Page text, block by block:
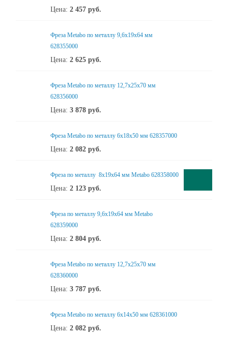
Цена: 2 457 руб.
Фреза Metabo по металлу 9,6x19x64 мм
628355000
Цена: 2 625 руб.
Фреза Metabo по металлу 12,7x25x70 мм
628356000
Цена: 3 878 руб.
Фреза Metabo по металлу 6x18x50 мм 628357000
Цена: 2 082 руб.
Фреза по металлу 8x19x64 мм Metabo 628358000
Цена: 2 123 руб.
Фреза по металлу 9,6x19x64 мм Metabo
628359000
Цена: 2 804 руб.
Фреза Metabo по металлу 12,7x25x70 мм
628360000
Цена: 3 787 руб.
Фреза Metabo по металлу 6x14x50 мм 628361000
Цена: 2 082 руб.